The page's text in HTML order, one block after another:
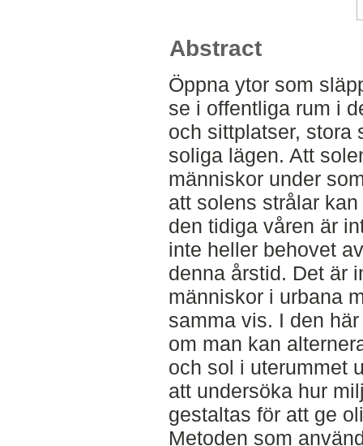
Abstract
Öppna ytor som
se i offentliga rum i
och sittplatser, stora
soliga lägen. Att
människor under
att solens strålar
den tidiga våren är
inte heller behovet
denna årstid. Det är
människor i urbana
samma vis. I den
om man kan
och sol i uterummet
att undersöka hur
gestaltas för att ge
Metoden som